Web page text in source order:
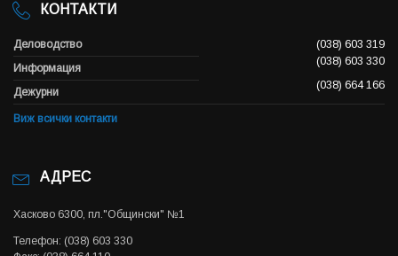
КОНТАКТИ
Деловодство
(038) 603 319
Информация
(038) 603 330
Дежурни
(038) 664 166
Виж всички контакти
АДРЕС
Хасково 6300, пл."Общински" №1
Телефон: (038) 603 330